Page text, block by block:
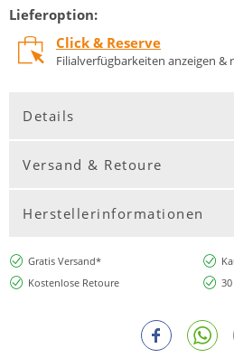
Lieferoption:
Click & Reserve
Filialverfügbarkeiten anzeigen &
Details
Versand & Retoure
Herstellerinformationen
Gratis Versand*
Kostenlose Retoure